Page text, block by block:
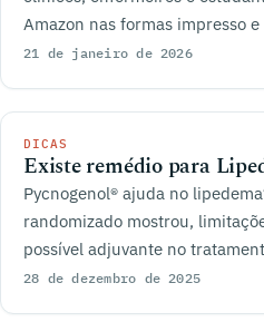
Amazon nas formas impresso
21 de janeiro de 2026
DICAS
Existe remédio para
Pycnogenol® ajuda no
randomizado mostrou,
possível adjuvante no
28 de dezembro de 2025